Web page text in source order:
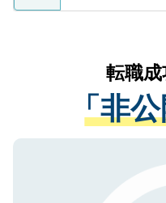
ているすべての
は、個人情報の
管理基準を満た
る、プライバシ
で、機密保持に
かがいして、現
経験をまじえな
させていただき
ない方には、長
ので、まずはご
転職
「非